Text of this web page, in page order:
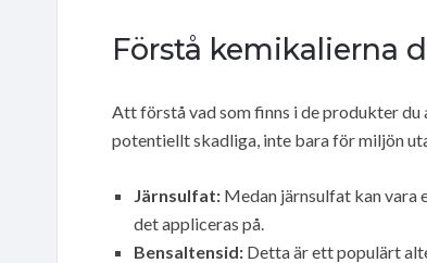
Förstå kemikalierna
Att förstå vad som finns i de produkter
potentiellt skadliga, inte bara för miljön
Järnsulfat: Medan järnsulfat kan
det appliceras på.
Bensaltensid: Detta är ett populärt